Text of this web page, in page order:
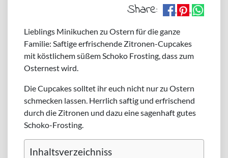
Share:
Lieblings Minikuchen zu Ostern für die ganze
Familie: Saftige erfrischende Zitronen-Cupcakes
mit köstlichem süßem Schoko Frosting, dass zum
Osternest wird.
Die Cupcakes solltet ihr euch nicht nur zu Ostern
schmecken lassen. Herrlich saftig und erfrischend
durch die Zitronen und dazu eine sagenhaft gutes
Schoko-Frosting.
Inhaltsverzeichniss